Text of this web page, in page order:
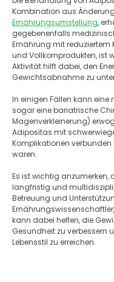
Ernährungsumstellung,
gegebenenfalls
Ernährung mit reduziertem
und Vollkornprodukten, ist
Aktivität hilft dabei, den
Gewichtsabnahme zu
In einigen Fällen kann
sogar eine bariatrische
Magenverkleinerung)
Adipositas mit
Komplikationen
waren.
Es ist wichtig
langfristig und
Betreuung und
kann dabei helfen, die
Gesundheit zu verbessern
Lebensstil zu erreichen.